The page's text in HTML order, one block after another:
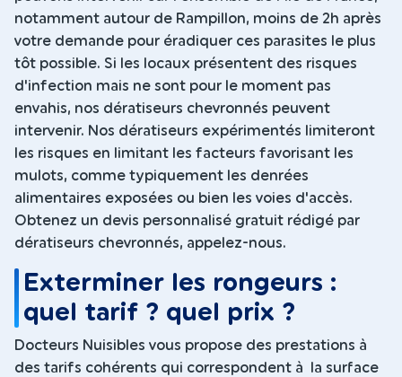
notamment autour de Rampillon, moins de 2h après
votre demande pour éradiquer ces parasites le plus
tôt possible. Si les locaux présentent des risques
d'infection mais ne sont pour le moment pas
envahis, nos dératiseurs chevronnés peuvent
intervenir. Nos dératiseurs expérimentés limiteront
les risques en limitant les facteurs favorisant les
mulots, comme typiquement les denrées
alimentaires exposées ou bien les voies d'accès.
Obtenez un devis personnalisé gratuit rédigé par
dératiseurs chevronnés, appelez-nous.
Exterminer les rongeurs :
quel tarif ? quel prix ?
Docteurs Nuisibles vous propose des prestations à
des tarifs cohérents qui correspondent à la surface